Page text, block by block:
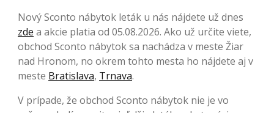
Nový Sconto nábytok leták u nás nájdete už dnes
zde a akcie platia od 05.08.2026. Ako už určite viete,
obchod Sconto nábytok sa nachádza v meste Žiar
nad Hronom, no okrem tohto mesta ho nájdete aj v
meste Bratislava, Trnava.
V prípade, že obchod Sconto nábytok nie je vo